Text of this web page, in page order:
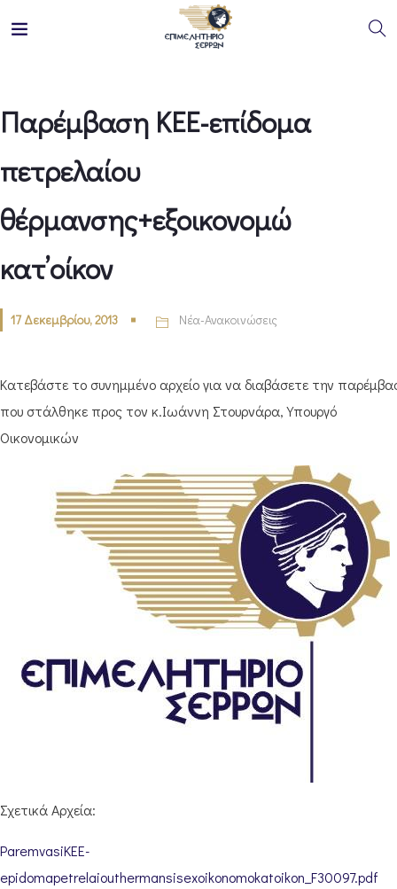
Παρέμβαση ΚΕΕ-επίδομα
πετρελαίου
θέρμανσης+εξοικονομώ
κατ’οίκον
17 Δεκεμβρίου, 2013 Νέα-Ανακοινώσεις
Κατεβάστε το συνημμένο αρχείο για να διαβάσετε την
που στάλθηκε προς τον κ.Ιωάννη Στουρνάρα, Υπουργό
Οικονομικών
Σχετικά Αρχεία:
ParemvasiKEE-
epidomapetrelaiouthermansisexoikonomokatoikon_F30097.pdf